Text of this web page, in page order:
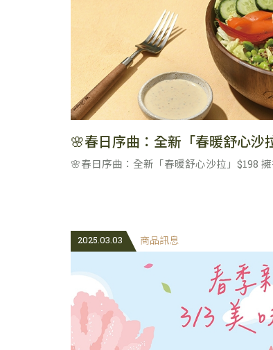
🌸春日序曲：全新「春暖舒心沙拉」$198
2025.03.03 商品訊息